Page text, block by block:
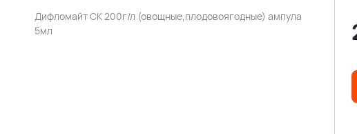
Дифломайт СК 200г/л (овощные,плодовоягодные) ампула
5мл